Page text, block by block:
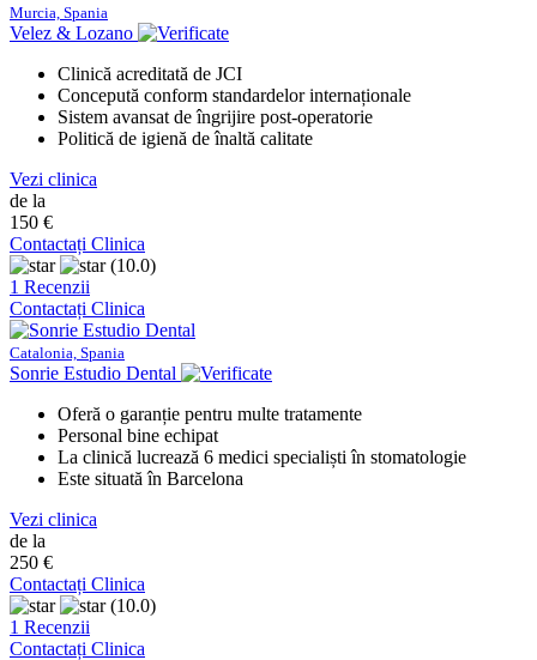
Murcia, Spania
Velez & Lozano
Clinică acreditată de JCI
Concepută conform standardelor internaționale
Sistem avansat de îngrijire post-operatorie
Politică de igienă de înaltă calitate
Vezi clinica
de la
150 €
Contactați Clinica
(10.0)
1 Recenzii
Contactați Clinica
Catalonia, Spania
Sonrie Estudio Dental
Oferă o garanție pentru multe tratamente
Personal bine echipat
La clinică lucrează 6 medici specialiști în stomatologie
Este situată în Barcelona
Vezi clinica
de la
250 €
Contactați Clinica
(10.0)
1 Recenzii
Contactați Clinica